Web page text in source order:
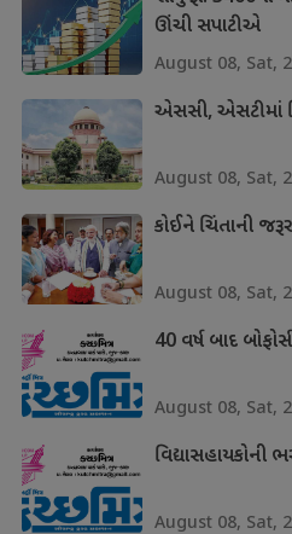
ઊંચી સપાટીએ
August 08, Sat,
એસસી, એસટીમાં
August 08, Sat,
કોઈને ચિંતાની
August 08, Sat,
40 વર્ષ બાદ
August 08, Sat,
વિદ્યાસહાયકોની
August 08, Sat,